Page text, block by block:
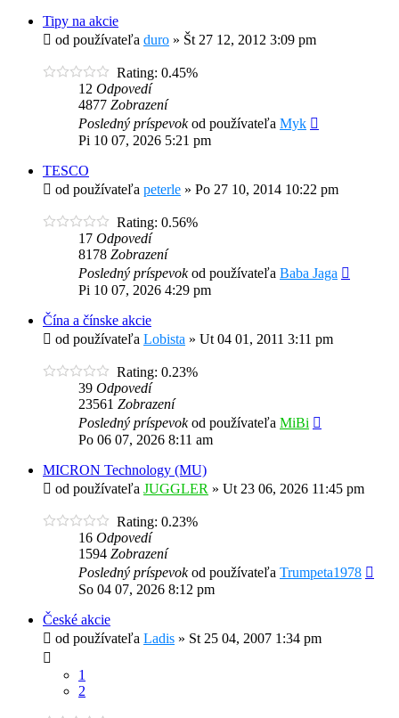
Tipy na akcie
od používateľa duro » Št 27 12, 2012 3:09 pm
Rating: 0.45%
12 Odpovedí
4877 Zobrazení
Posledný príspevokod používateľa Myk
Pi 10 07, 2026 5:21 pm
TESCO
od používateľa peterle » Po 27 10, 2014 10:22 pm
Rating: 0.56%
17 Odpovedí
8178 Zobrazení
Posledný príspevokod používateľa Baba Jaga
Pi 10 07, 2026 4:29 pm
Čína a čínske akcie
od používateľa Lobista » Ut 04 01, 2011 3:11 pm
Rating: 0.23%
39 Odpovedí
23561 Zobrazení
Posledný príspevokod používateľa MiBi
Po 06 07, 2026 8:11 am
MICRON Technology (MU)
od používateľa JUGGLER » Ut 23 06, 2026 11:45 pm
Rating: 0.23%
16 Odpovedí
1594 Zobrazení
Posledný príspevokod používateľa Trumpeta1978
So 04 07, 2026 8:12 pm
České akcie
od používateľa Ladis » St 25 04, 2007 1:34 pm
1
2